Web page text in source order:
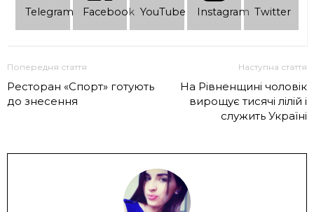
Telеgram Facebook YouTube Instagram Twitter
Попередня стаття
Ресторан «Спорт» готують
до знесення
Наступна стаття
На Рівненщині чоловік
вирощує тисячі лілій і
служить Україні